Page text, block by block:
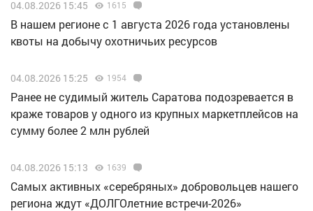
04.08.2026 15:45 1615
В нашем регионе с 1 августа 2026 года установлены
квоты на добычу охотничьих ресурсов
04.08.2026 15:25 1954
Ранее не судимый житель Саратова подозревается в
краже товаров у одного из крупных маркетплейсов на
сумму более 2 млн рублей
04.08.2026 15:13 1639
Самых активных «серебряных» добровольцев нашего
региона ждут «ДОЛГОлетние встречи-2026»